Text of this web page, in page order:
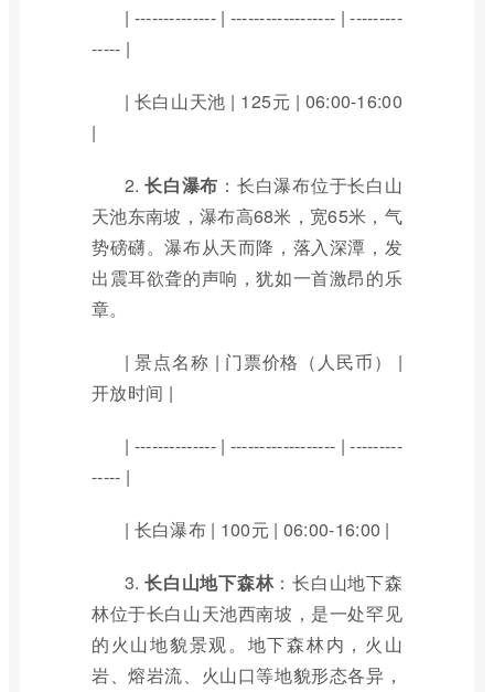
| -------------- | ------------------ | ---------
----- |
| 长白山天池 | 125元 | 06:00-16:00
|
2.长白瀑布 ：长白瀑布位于长白山
天池东南坡，瀑布高68米，宽65米，气
势磅礴。瀑布从天而降，落入深潭，发
出震耳欲聋的声响，犹如一首激昂的乐
章。
| 景点名称 | 门票价格（人民币） |
开放时间 |
| -------------- | ------------------ | ---------
----- |
| 长白瀑布 | 100元 | 06:00-16:00 |
3.长白山地下森林：长白山地下森
林位于长白山天池西南坡，是一处罕见
的火山地貌景观。地下森林内，火山
岩、熔岩流、火山口等地貌形态各异，